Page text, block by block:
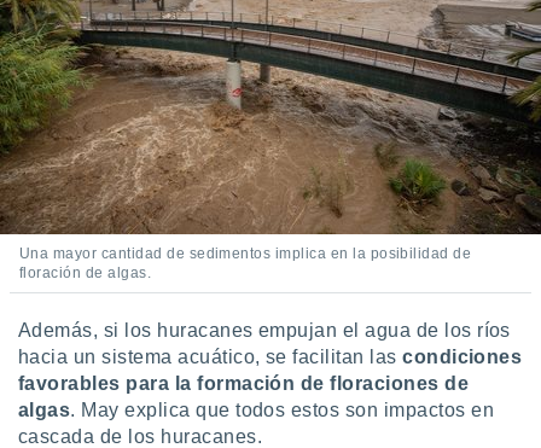
Una mayor cantidad de sedimentos implica en la posibilidad de
floración de algas.
Además, si los huracanes empujan el agua de los ríos
hacia un sistema acuático, se facilitan lascondiciones
favorables para la formación de floraciones de
algas. May explica que todos estos son impactos en
cascada de los huracanes.